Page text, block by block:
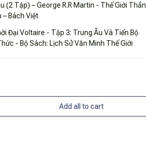
(2 Tập) – George R.R Martin - Thế Giới Thần
– Bách Việt
Đại Voltaire - Tập 3: Trung Âu Và Tiến Bộ
- Bộ Sách: Lịch Sử Văn Minh Thế Giới
Add all to cart